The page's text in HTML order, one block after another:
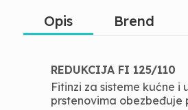
Opis Brend
REDUKCIJA FI 125/110
Fitinzi za sisteme kućne
prstenovima obezbeđuje